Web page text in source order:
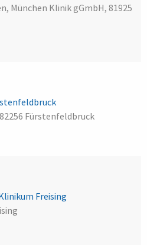
München Klinik gGmbH, 81925
Fürstenfeldbruck
Freising